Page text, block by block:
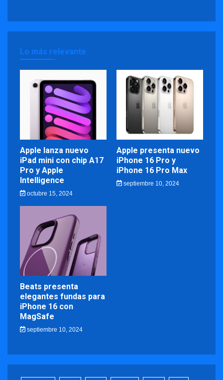
Lo más relevante
Apple lanza nuevo
iPad mini con chip A17
Pro y Apple
Intelligence
octubre 15, 2024
Apple presenta nuevo
iPhone 16 Pro y
iPhone 16 Pro Max
septiembre 10, 2024
Beats presenta
elegantes fundas para
iPhone 16 con
MagSafe
septiembre 10, 2024